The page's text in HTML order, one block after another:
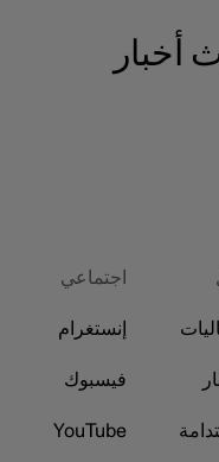
أخبار
اجتماعي
إنستغرام
فيسبوك
YouTube